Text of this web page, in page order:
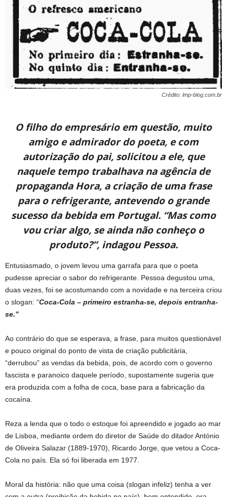
Crédito: lmp-blog.com.br
O filho do empresário em questão, muito
amigo e admirador do poeta, e com
autorização do pai, solicitou a ele, que
naquele tempo trabalhava na agência de
propaganda Hora, a criação de uma frase
para o refrigerante, antevendo o grande
sucesso da bebida em Portugal. “Mas como
vou criar algo, se ainda não conheço o
produto?”, indagou Pessoa.
Entusiasmado, o jovem levou uma garrafa para que o poeta
pudesse apreciar o sabor do refrigerante. Pessoa degustou uma,
duas vezes, foi se acostumando com a novidade e na terceira criou
o slogan: “Coca-Cola – primeiro estranha-se, depois entranha-
se.”
Ao contrário do que se esperava, a frase, para muitos questionável
e pouco original do ponto de vista de criação publicitária,
“derrubou” as vendas da bebida, pois, de acordo com o governo
fascista e paranoico daquele período, supostamente sugeria que
era produzida com a folha de coca, base para a fabricação da
cocaína.
Reza a lenda que o todo o estoque foi apreendido e jogado ao mar
de Lisboa, mediante ordem do diretor de Saúde do ditador António
de Oliveira Salazar (1889-1970), Ricardo Jorge, que vetou a Coca-
Cola no país. Ela só foi liberada em 1977.
Moral da história: não que uma coisa (slogan infeliz) tenha a ver